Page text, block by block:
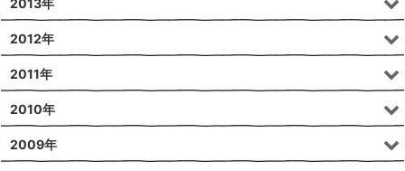
2013年
2012年
2011年
2010年
2009年